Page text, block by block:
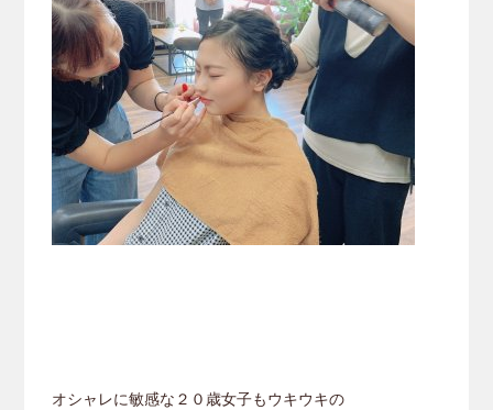
オシャレに敏感な２０歳女子もウキウキの